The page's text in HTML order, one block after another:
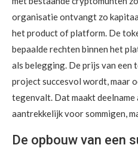
organisatie ontvangt zo
het product of platform. De
bepaalde rechten binnen het
als belegging. De prijs van een
project succesvol wordt, maar
tegenvalt. Dat maakt deelname
aantrekkelijk voor sommigen,
De opbouw van een